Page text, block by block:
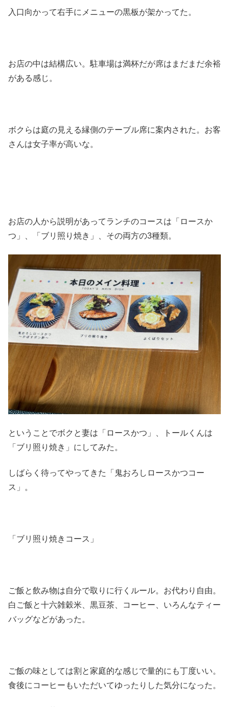
入口向かって右手にメニューの黒板が架かってた。
お店の中は結構広い。駐車場は満杯だが席はまだまだ余裕
がある感じ。
ボクらは庭の見える縁側のテーブル席に案内された。お客
さんは女子率が高いな。
お店の人から説明があってランチのコースは「ロースか
つ」、「ブリ照り焼き」、その両方の3種類。
ということでボクと妻は「ロースかつ」、トールくんは
「ブリ照り焼き」にしてみた。
しばらく待ってやってきた「鬼おろしロースかつコー
ス」。
「ブリ照り焼きコース」
ご飯と飲み物は自分で取りに行くルール。お代わり自由。
白ご飯と十六雑穀米、黒豆茶、コーヒー、いろんなティー
バッグなどがあった。
ご飯の味としては割と家庭的な感じで量的にも丁度いい。
食後にコーヒーもいただいてゆったりした気分になった。